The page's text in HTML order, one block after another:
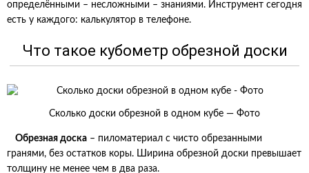
определёнными – несложными – знаниями. Инструмент сегодня
есть у каждого: калькулятор в телефоне.
Что такое кубометр обрезной доски
Сколько доски обрезной в одном кубе — Фото
Обрезная доска – пиломатериал с чисто обрезанными
гранями, без остатков коры. Ширина обрезной доски превышает
толщину не менее чем в два раза.